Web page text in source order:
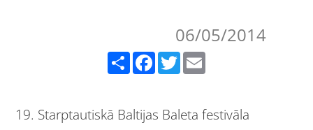
06/05/2014
Facebook Twitter
19. Starptautiskā Baltijas Baleta festivāla